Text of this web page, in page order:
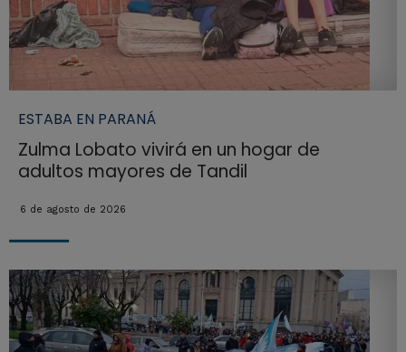
ESTABA EN PARANÁ
Zulma Lobato vivirá en un hogar de
adultos mayores de Tandil
6 de agosto de 2026